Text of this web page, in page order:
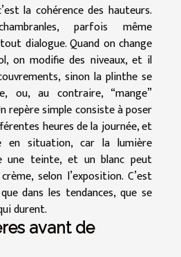
la cohérence des hauteurs.
parfois même
dialogue. Quand on change
on modifie des niveaux, et il
sinon la plinthe se
ou, au contraire, “mange”
repère simple consiste à poser
heures de la journée, et
en situation, car la lumière
une teinte, et un blanc peut
selon l’exposition. C’est
dans les tendances, que se
durent.
avant de